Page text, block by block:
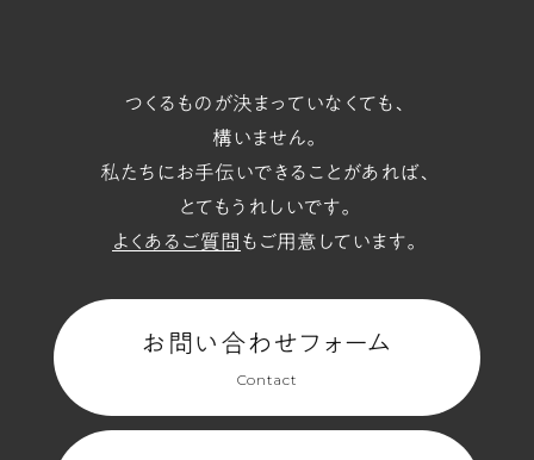
つくるものが決まっていなくても、
構いません。
私たちにお手伝いできることがあれば、
とてもうれしいです。
よくあるご質問 もご用意しています。
お問い合わせフォーム
Contact